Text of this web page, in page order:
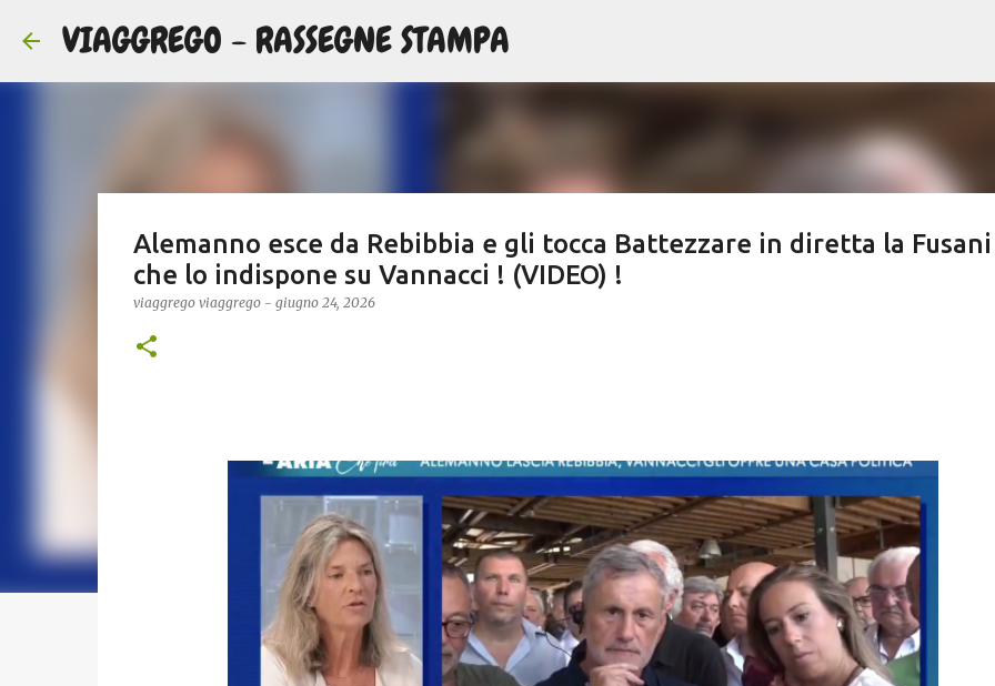
VIAGGREGO - RASSEGNE STAMPA
Alemanno esce da Rebibbia e gli tocca Battezzare in diretta la Fusani
che lo indispone su Vannacci ! (VIDEO) !
viaggrego viaggrego - giugno 24, 2026